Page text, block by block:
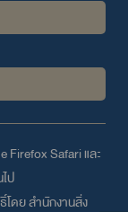
FirefoxSafariและ
ป
ดย สำนักงานสิ่ง